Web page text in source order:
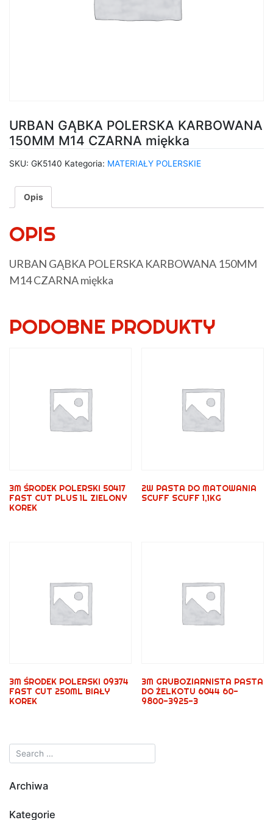
URBAN GĄBKA POLERSKA KARBOWANA
150MM M14 CZARNA miękka
SKU: GK5140 Kategoria: MATERIAŁY POLERSKIE
Opis
OPIS
URBAN GĄBKA POLERSKA KARBOWANA 150MM
M14 CZARNA miękka
PODOBNE PRODUKTY
3M ŚRODEK POLERSKI 50417
FAST CUT PLUS 1L ZIELONY
KOREK
2W PASTA DO MATOWANIA
SCUFF SCUFF 1,1KG
3M ŚRODEK POLERSKI 09374
FAST CUT 250ML BIAŁY
KOREK
3M GRUBOZIARNISTA PASTA
DO ŻELKOTU 6044 60-
9800-3925-3
Archiwa
Kategorie